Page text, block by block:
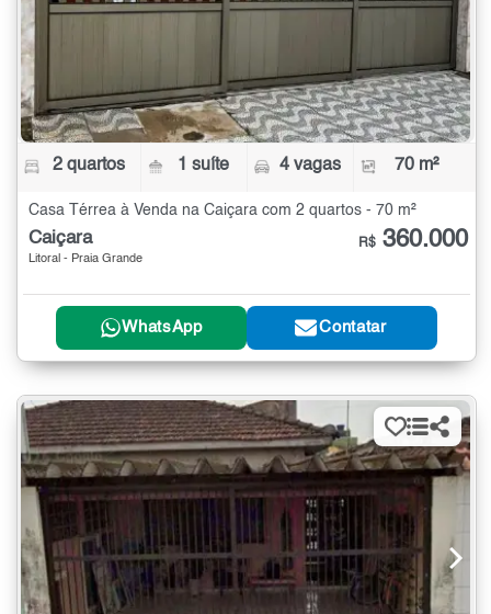
2 quartos 1 suíte 4 vagas 70 m²
Casa Térrea à Venda na Caiçara com 2 quartos - 70 m²
Caiçara
Litoral - Praia Grande
R$ 360.000
WhatsApp Contatar